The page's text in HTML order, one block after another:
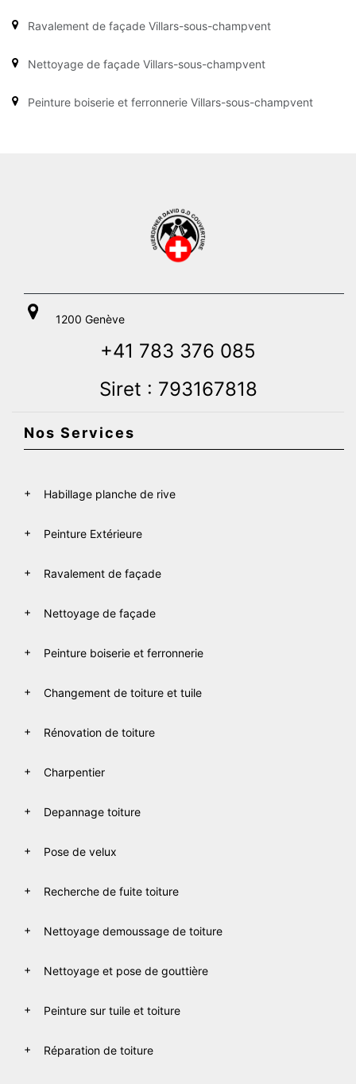
Ravalement de façade Villars-sous-champvent
Nettoyage de façade Villars-sous-champvent
Peinture boiserie et ferronnerie Villars-sous-champvent
1200 Genève
+41 783 376 085
Siret : 793167818
Nos Services
Habillage planche de rive
Peinture Extérieure
Ravalement de façade
Nettoyage de façade
Peinture boiserie et ferronnerie
Changement de toiture et tuile
Rénovation de toiture
Charpentier
Depannage toiture
Pose de velux
Recherche de fuite toiture
Nettoyage demoussage de toiture
Nettoyage et pose de gouttière
Peinture sur tuile et toiture
Réparation de toiture